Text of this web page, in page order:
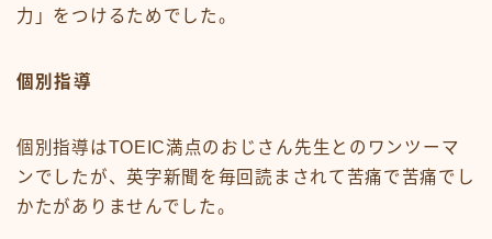
力」をつけるためでした。
個別指導
個別指導はTOEIC満点のおじさん先生とのワンツーマ
ンでしたが、英字新聞 を毎回読まされて苦痛で苦痛でし
かたがありませんでした。